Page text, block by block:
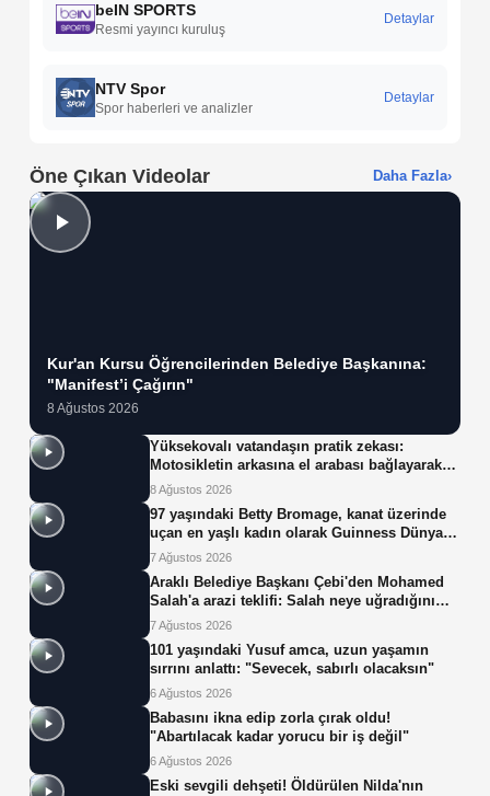
beIN SPORTS
Resmi yayıncı kuruluş
Detaylar
NTV Spor
Spor haberleri ve analizler
Detaylar
Öne Çıkan Videolar Daha Fazla›
Kur'an Kursu Öğrencilerinden Belediye Başkanına:
"Manifest’i Çağırın"
8 Ağustos 2026
Yüksekovalı vatandaşın pratik zekası:
Motosikletin arkasına el arabası bağlayarak
üzerinde ot taşıdı
8 Ağustos 2026
97 yaşındaki Betty Bromage, kanat üzerinde
uçan en yaşlı kadın olarak Guinness Dünya
Rekoru'nu kırdı
7 Ağustos 2026
Araklı Belediye Başkanı Çebi'den Mohamed
Salah'a arazi teklifi: Salah neye uğradığını
şaşırdı!
7 Ağustos 2026
101 yaşındaki Yusuf amca, uzun yaşamın
sırrını anlattı: "Sevecek, sabırlı olacaksın"
6 Ağustos 2026
Babasını ikna edip zorla çırak oldu!
"Abartılacak kadar yorucu bir iş değil"
6 Ağustos 2026
Eski sevgili dehşeti! Öldürülen Nilda'nın